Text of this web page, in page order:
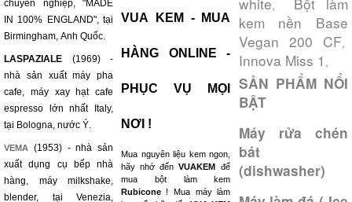
chuyên nghiệp, "MADE
IN 100% ENGLAND", tại
Birmingham, Anh Quốc.
LASPAZIALE (1969) -
nhà sản xuất máy pha
cafe, máy xay hạt cafe
espresso lớn nhất Italy,
tại Bologna, nước Ý.
VEMA
(1953) - nhà sản
xuất dụng cụ bếp nhà
hàng, máy milkshake,
blender, tại Venezia,
VUA KEM - MUA
HÀNG ONLINE -
PHỤC VỤ MỌI
NƠI !
Mua nguyên liệu kem ngon,
hãy nhớ đếnVUAKEM để
mua bột làm kem
Rubicone ! Mua máy làm
,
kem nền Base
Vegan 200 CF,
Innova Miss 1 ,
SẢN PHẨM NỔI
BẬT
Máy rửa chén
bát
(dishwasher)